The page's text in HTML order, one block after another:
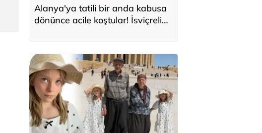
Alanya'ya tatili bir anda kabusa
dönünce acile koştular! İsviçreli